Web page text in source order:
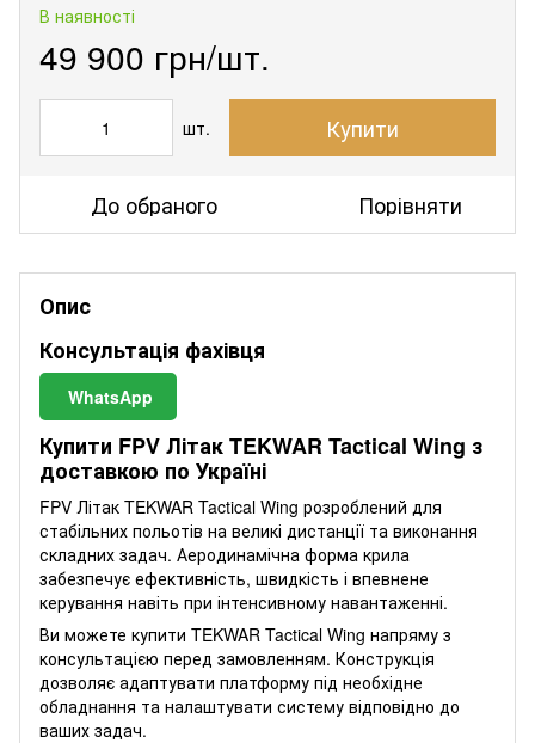
В наявності
49 900 грн/шт.
шт. Купити
До обраного Порівняти
Опис
Консультація фахівця
WhatsApp
Купити FPV Літак TEKWAR Tactical Wing з
доставкою по Україні
FPV Літак TEKWAR Tactical Wing розроблений для
стабільних польотів на великі дистанції та виконання
складних задач. Аеродинамічна форма крила
забезпечує ефективність, швидкість і впевнене
керування навіть при інтенсивному навантаженні.
Ви можете купити TEKWAR Tactical Wing напряму з
консультацією перед замовленням. Конструкція
дозволяє адаптувати платформу під необхідне
обладнання та налаштувати систему відповідно до
ваших задач.